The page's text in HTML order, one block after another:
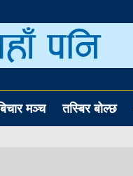
मञ्च तस्बिर बोल्छ